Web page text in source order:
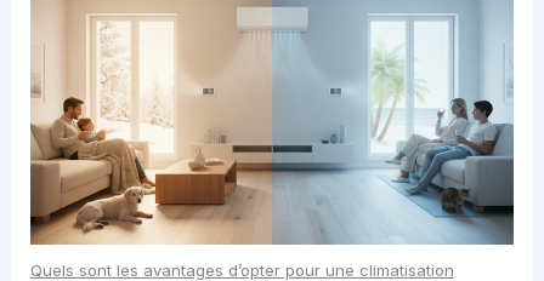
Quels sont les avantages d’opter pour une climatisation